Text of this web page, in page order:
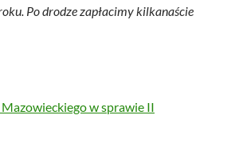
Po drodze zapłacimy kilkanaście
w sprawie II